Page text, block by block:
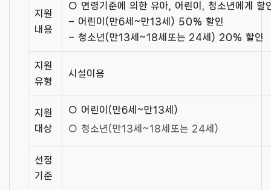
지원
내용
○ 연령기준에 의한 유아, 어린이, 청소년에게 할
– 어린이(만6세~만13세) 50% 할인
– 청소년(만13세~18세또는 24세) 20% 할인
지원
유형
시설이용
지원
대상
○ 어린이(만6세~만13세)
○ 청소년(만13세~18세또는 24세)
선정
기준